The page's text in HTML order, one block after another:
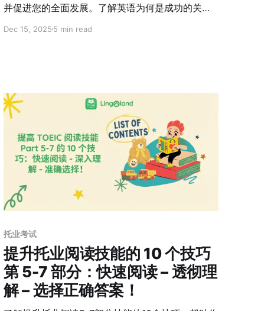
并促进您的全面发展。了解英语为何是成功的关
Dec 15, 20255 min read
托业考试
提升托业阅读技能的 10 个技巧
第 5-7 部分：快速阅读 – 透彻理
解 – 选择正确答案！